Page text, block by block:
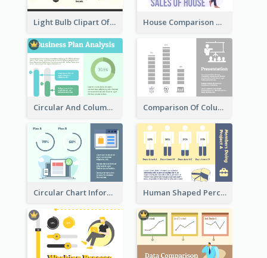
Light Bulb Clipart Of New Ideas House Comparison With Information
Circular And Column Information Comparison Of Column Clipart
Circular Chart Information Comparison Human Shaped Percentage